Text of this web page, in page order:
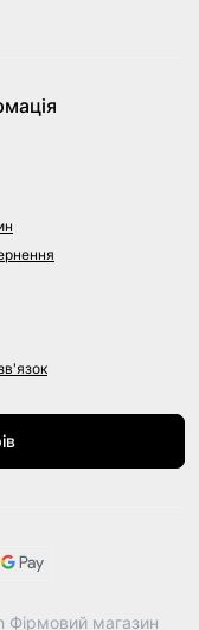
Фірмовий магазин